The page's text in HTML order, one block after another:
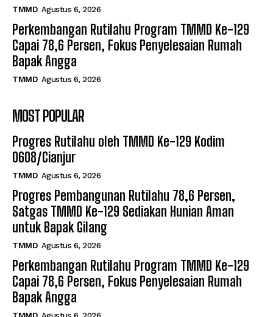
TMMD Agustus 6, 2026
Perkembangan Rutilahu Program TMMD Ke-129
Capai 78,6 Persen, Fokus Penyelesaian Rumah
Bapak Angga
TMMD Agustus 6, 2026
MOST POPULAR
Progres Rutilahu oleh TMMD Ke-129 Kodim
0608/Cianjur
TMMD Agustus 6, 2026
Progres Pembangunan Rutilahu 78,6 Persen,
Satgas TMMD Ke-129 Sediakan Hunian Aman
untuk Bapak Gilang
TMMD Agustus 6, 2026
Perkembangan Rutilahu Program TMMD Ke-129
Capai 78,6 Persen, Fokus Penyelesaian Rumah
Bapak Angga